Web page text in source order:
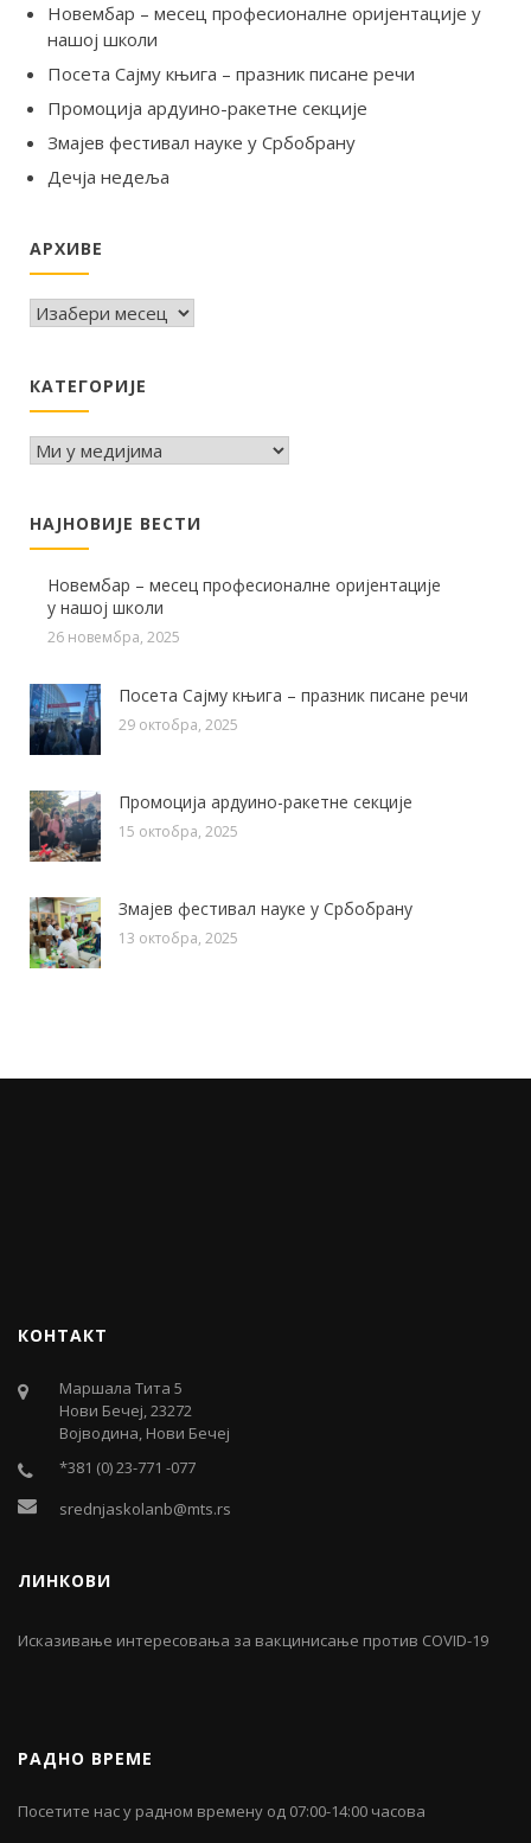
Новембар – месец професионалне оријентације у
нашој школи
Посета Сајму књига – празник писане речи
Промоција ардуино-ракетне секције
Змајев фестивал науке у Србобрану
Дечја недеља
АРХИВЕ
Архиве
КАТЕГОРИЈЕ
КАТЕГОРИЈЕ
НАЈНОВИЈЕ ВЕСТИ
Новембар – месец професионалне оријентације
у нашој школи
26 новембра, 2025
Посета Сајму књига – празник писане речи
29 октобра, 2025
Промоција ардуино-ракетне секције
15 октобра, 2025
Змајев фестивал науке у Србобрану
13 октобра, 2025
КОНТАКТ
Маршала Тита 5
Нови Бечеј, 23272
Војводина, Нови Бечеј
*381 (0) 23-771 -077
srednjaskolanb@mts.rs
ЛИНКОВИ
Исказивање интересовања за вакцинисање против COVID-19
РАДНО ВРЕМЕ
Посетите нас у радном времену од 07:00-14:00 часова